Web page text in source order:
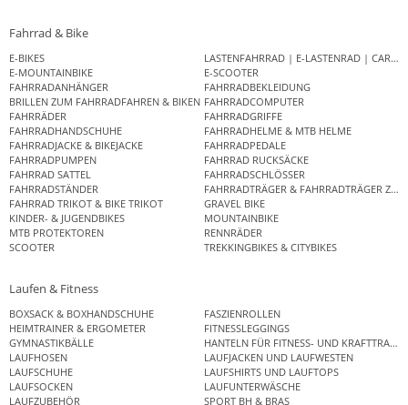
Fahrrad & Bike
E-BIKES
LASTENFAHRRAD | E-LASTENRAD |
E-MOUNTAINBIKE
E-SCOOTER
FAHRRADANHÄNGER
FAHRRADBEKLEIDUNG
BRILLEN ZUM FAHRRADFAHREN & BIKEN FAHRRADCOMPUTER
FAHRRÄDER
FAHRRADGRIFFE
FAHRRADHANDSCHUHE
FAHRRADHELME & MTB HELME
FAHRRADJACKE & BIKEJACKE
FAHRRADPEDALE
FAHRRADPUMPEN
FAHRRAD RUCKSÄCKE
FAHRRAD SATTEL
FAHRRADSCHLÖSSER
FAHRRADSTÄNDER
FAHRRADTRÄGER & FAHRRADTRÄGER
FAHRRAD TRIKOT & BIKE TRIKOT
GRAVEL BIKE
KINDER- & JUGENDBIKES
MOUNTAINBIKE
MTB PROTEKTOREN
RENNRÄDER
SCOOTER
TREKKINGBIKES & CITYBIKES
Laufen & Fitness
BOXSACK & BOXHANDSCHUHE
FASZIENROLLEN
HEIMTRAINER & ERGOMETER
FITNESSLEGGINGS
GYMNASTIKBÄLLE
HANTELN FÜR FITNESS- UND
LAUFHOSEN
LAUFJACKEN UND LAUFWESTEN
LAUFSCHUHE
LAUFSHIRTS UND LAUFTOPS
LAUFSOCKEN
LAUFUNTERWÄSCHE
LAUFZUBEHÖR
SPORT BH & BRAS